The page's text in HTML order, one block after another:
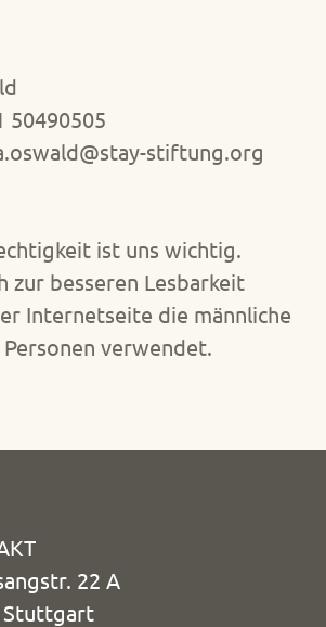
50490505
stiftung.org
ist uns wichtig.
zur besseren Lesbarkeit
Internetseite die männliche
verwendet.
22 A
Stuttgart